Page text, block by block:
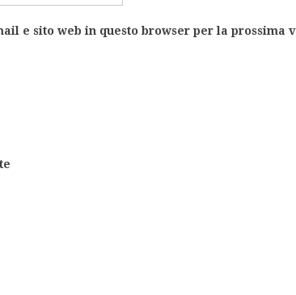
e sito web in questo browser per la prossima